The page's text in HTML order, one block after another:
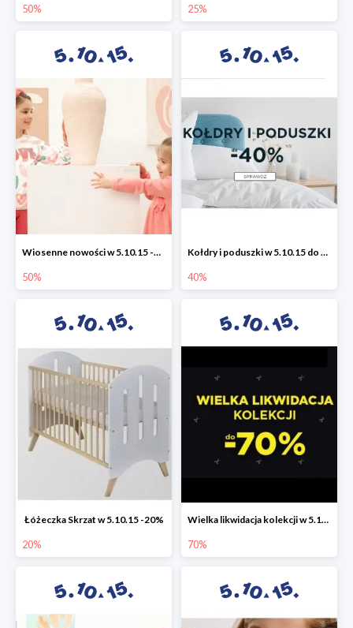
50% 25%
Wiosenne nowości w 5.10.15 -50%
50%
Kołdry i poduszki w 5.10.15 do -40%
40%
Łóżeczka Skrzat w 5.10.15 -20%
20%
Wielka likwidacja kolekcji w 5.10.15 do -70%
70%